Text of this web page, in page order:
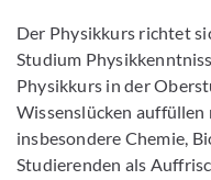
Der Physikkurs richtet
Studium
Physikkurs in der
Wissenslücken
insbesondere Chemie,
Studierenden als